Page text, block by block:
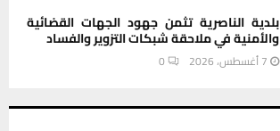
بلدية الناصرية تثمن جهود الجهات القضائية
والأمنية في ملاحقة شبكات التزوير والفساد
7 أغسطس، 2026 0